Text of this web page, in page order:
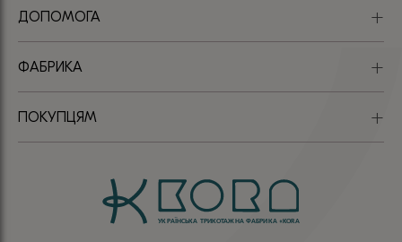
ДОПОМОГА
ФАБРИКА
ПОКУПЦЯМ